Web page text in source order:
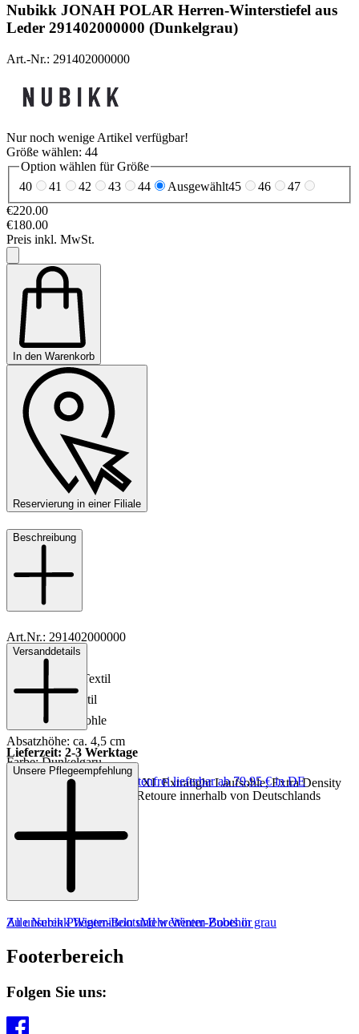
Nubikk JONAH POLAR Herren-Winterstiefel aus
Leder 291402000000 (Dunkelgrau)
Art.-Nr.: 291402000000
Nur noch wenige Artikel verfügbar!
Größe wählen: 44
Option wählen für Größe
40
41 42 43 44 Ausgewählt45 46
47
€220.00
€180.00
Preis inkl. MwSt.
In den Warenkorb
Reservierung in einer Filiale
Beschreibung
Art.Nr.: 291402000000
Material: Leder
Innenmaterial: Textil
Innensohle: Textil
Sohle: Gummisohle
Absatzhöhe: ca. 4,5 cm
Farbe: Dunkelgaru
Besonderheit: Warmfutter, XL Extralight Laufsohle, Extra Density
Versanddetails
Lieferzeit: 2-3 Werktage
Keine Versandkosten:
kostenfrei lieferbar ab 79,95 € in DE
Einfache und Kostenlose Retoure innerhalb von Deutschlands
Unsere Pflegeempfehlung
Zu unseren Pflegemitteln und weiterem Zubehör
Alle Nubikk Winter-BootsMehr Winter-Boots in grau
Footerbereich
Folgen Sie uns: